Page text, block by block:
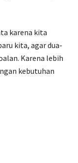
karena kita
kita, agar dua-
Karena lebih
kebutuhan